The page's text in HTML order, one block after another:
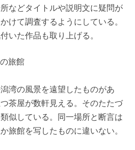
などタイトルや説明文に疑問が
けて調査するようにしている。
いた作品も取り上げる。
旅館
湾の風景を遠望したものがあ
茶屋が数軒見える。そのたたづ
似している。同一場所と断言は
旅館を写したものに違いない。